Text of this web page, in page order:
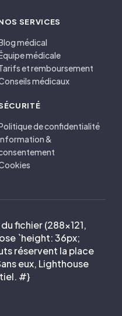
SERVICES
médical
médicale
et remboursement
médicaux
de confidentialité
&
fichier (288×121,
`height: 36px;
réservent la place
eux, Lighthouse
#}